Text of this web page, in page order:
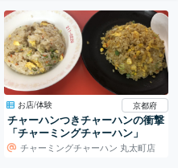
お店/体験 京都府
チャーハンつきチャーハンの衝撃
「チャーミングチャーハン」
チャーミングチャーハン 丸太町店